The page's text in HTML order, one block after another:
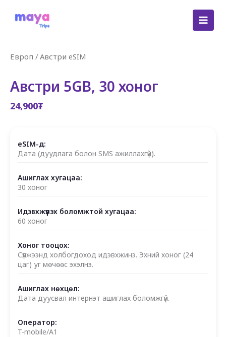
Европ / Австри eSIM
Австри 5GB, 30 хоног
24,900₮
eSIM-д:
Дата (дуудлага болон SMS ажиллахгүй).
Ашиглах хугацаа:
30 хоног
Идэвхжүүлэх боломжтой хугацаа:
60 хоног
Хоног тооцох:
Сүлжээнд холбогдоход идэвхжинэ. Эхний хоног (24
цаг) уг мөчөөс эхэлнэ.
Ашиглах нөхцөл:
Дата дуусвал интернэт ашиглах боломжгүй.
Оператор:
T-mobile/A1